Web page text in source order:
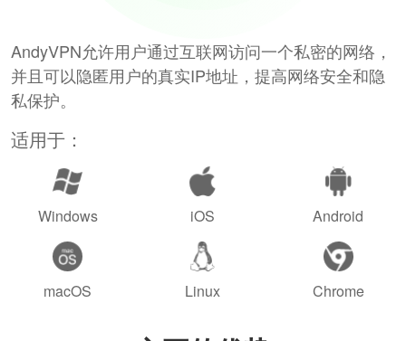
AndyVPN允许用户通过互联网访问一个私密的网络，
并且可以隐匿用户的真实IP地址，提高网络安全和隐
私保护。
适用于：
Windows iOS Android
macOS Linux Chrome